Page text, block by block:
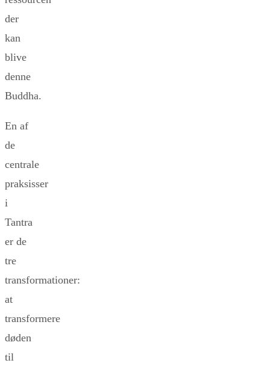
der
kan
blive
denne
Buddha.
En af
de
centrale
praksisser
i
Tantra
er de
tre
transformationer:
at
transformere
døden
til